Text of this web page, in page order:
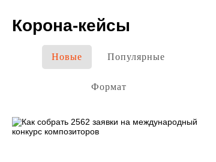
Корона-кейсы
Новые Популярные
Формат